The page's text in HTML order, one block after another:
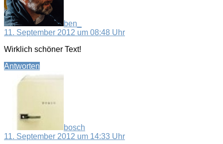
ben_
11. September 2012 um 08:48 Uhr
Wirklich schöner Text!
Antworten
bosch
11. September 2012 um 14:33 Uhr